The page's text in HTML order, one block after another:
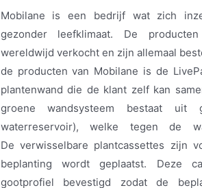
Mobilane is een bedrijf wat zich
gezonder leefklimaat. De
wereldwijd verkocht en zijn allemaal
de producten van Mobilane is de
plantenwand die de klant zelf kan
groene wandsysteem bestaat uit
waterreservoir), welke tegen de
De verwisselbare plantcassettes zijn
beplanting wordt geplaatst. Deze
gootprofiel bevestigd zodat de